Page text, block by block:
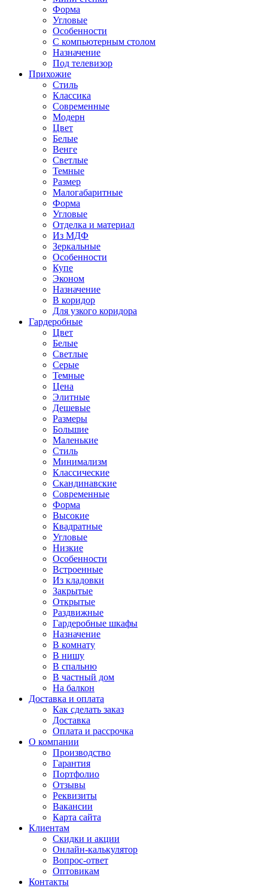
Форма
Угловые
Особенности
С компьютерным столом
Назначение
Под телевизор
Прихожие
Стиль
Классика
Современные
Модерн
Цвет
Белые
Венге
Светлые
Темные
Размер
Малогабаритные
Форма
Угловые
Отделка и материал
Из МДФ
Зеркальные
Особенности
Купе
Эконом
Назначение
В коридор
Для узкого коридора
Гардеробные
Цвет
Белые
Светлые
Серые
Темные
Цена
Элитные
Дешевые
Размеры
Большие
Маленькие
Стиль
Минимализм
Классические
Скандинавские
Современные
Форма
Высокие
Квадратные
Угловые
Низкие
Особенности
Встроенные
Из кладовки
Закрытые
Открытые
Раздвижные
Гардеробные шкафы
Назначение
В комнату
В нишу
В спальню
В частный дом
На балкон
Доставка и оплата
Как сделать заказ
Доставка
Оплата и рассрочка
О компании
Производство
Гарантия
Портфолио
Отзывы
Реквизиты
Вакансии
Карта сайта
Клиентам
Скидки и акции
Онлайн-калькулятор
Вопрос-ответ
Оптовикам
Контакты